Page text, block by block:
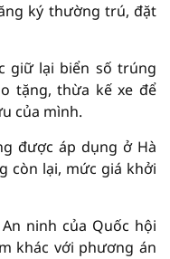
ký thường trú, đặt
giữ lại biển số trúng
tặng, thừa kế xe để
của mình.
được áp dụng ở Hà
còn lại, mức giá khởi
ninh của Quốc hội
khác với phương án